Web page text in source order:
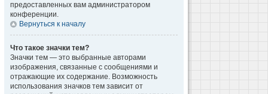
предоставленных вам администратором
конференции.
Вернуться к началу
Что такое значки тем?
Значки тем — это выбранные авторами
изображения, связанные с сообщениями и
отражающие их содержание. Возможность
использования значков тем зависит от